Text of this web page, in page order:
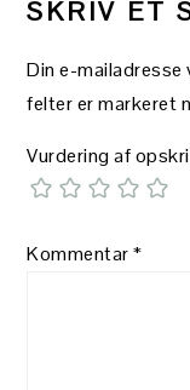
SKRIV ET
Din e-mailadresse
felter er markeret
Vurdering af
Kommentar*